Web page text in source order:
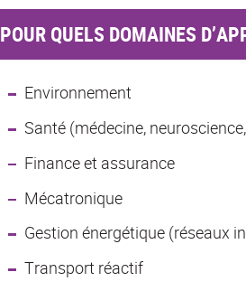
POUR QUELS DOMAINES
Environnement
Santé (médecine,
Finance et assurance
Mécatronique
Gestion énergétique (réseaux
Transport réactif